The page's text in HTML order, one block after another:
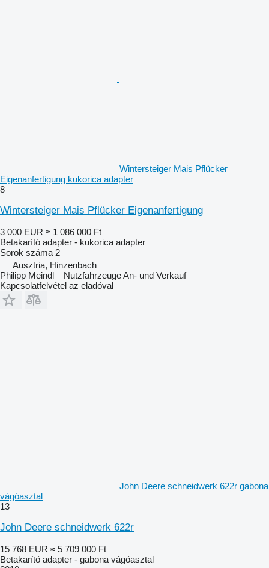
Wintersteiger Mais Pflücker
Eigenanfertigung kukorica adapter
8
Wintersteiger Mais Pflücker Eigenanfertigung
3 000 EUR ≈ 1 086 000 Ft
Betakarító adapter - kukorica adapter
Sorok száma 2
Ausztria, Hinzenbach
Philipp Meindl – Nutzfahrzeuge An- und Verkauf
Kapcsolatfelvétel az eladóval
John Deere schneidwerk 622r gabona
vágóasztal
13
John Deere schneidwerk 622r
15 768 EUR ≈ 5 709 000 Ft
Betakarító adapter - gabona vágóasztal